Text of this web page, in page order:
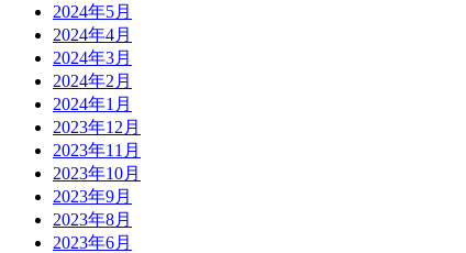
2024年5月
2024年4月
2024年3月
2024年2月
2024年1月
2023年12月
2023年11月
2023年10月
2023年9月
2023年8月
2023年6月